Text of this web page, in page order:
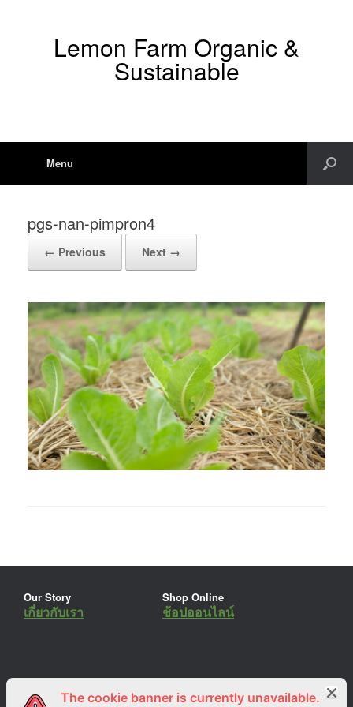
Lemon Farm Organic &
Sustainable
Menu
pgs-nan-pimpron4
← Previous Next →
Our Story
เกี่ยวกับเรา
Shop Online
ช้อปออนไลน์
ร่วมงานกับเรา Lemon Farm Cafe
The cookie banner is currently unavailable.